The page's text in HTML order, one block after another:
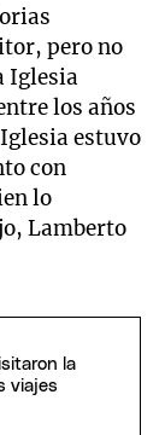
pero no
Iglesia
los años
estuvo
con
lo
Lamberto
la
viajes